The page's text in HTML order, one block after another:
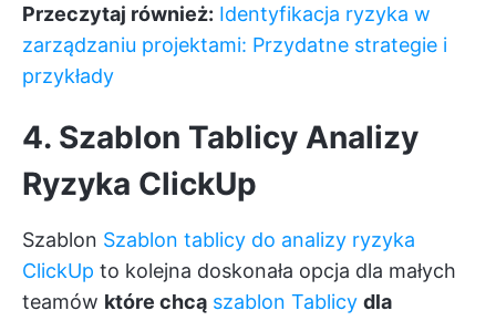
Przeczytaj również: Identyfikacja ryzyka w
zarządzaniu projektami: Przydatne strategie i
przykłady
4. Szablon Tablicy Analizy
Ryzyka ClickUp
Szablon Szablon tablicy do analizy ryzyka
ClickUp to kolejna doskonała opcja dla małych
teamów które chcą szablon Tablicy dla